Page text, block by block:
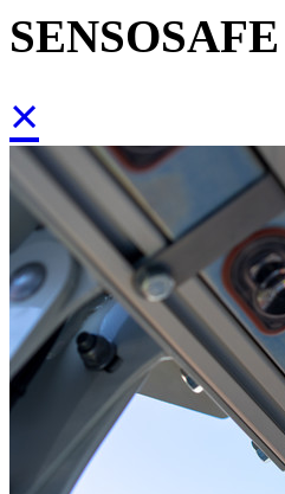
SENSOSAFE
×